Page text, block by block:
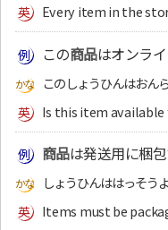
Every item in the
この商品はオンラ
このしょうひんはおん
Is this item
商品は発送用に梱
しょうひんははっそう
Items must be